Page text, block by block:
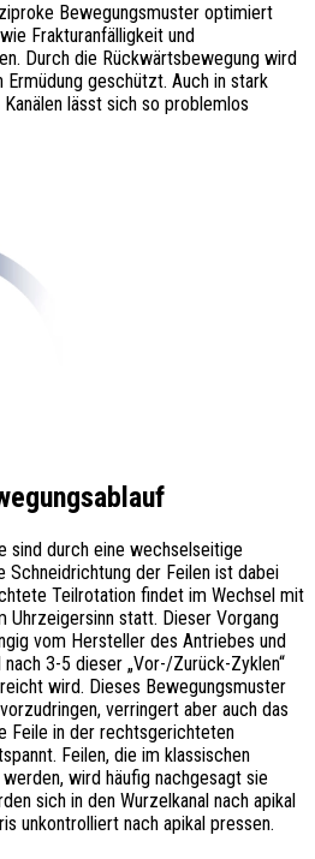
Bewegungsmuster optimiert
Frakturanfälligkeit und
Durch die Rückwärtsbewegung wird
geschützt. Auch in stark
lässt sich so problemlos
sind durch eine wechselseitige
Schneidrichtung der Feilen ist dabei
Teilrotation findet im Wechsel mit
Uhrzeigersinn statt. Dieser Vorgang
vom Hersteller des Antriebes und
3-5 dieser „Vor-/Zurück-Zyklen“
wird. Dieses Bewegungsmuster
verringert aber auch das
Feile in der rechtsgerichteten
Feilen, die im klassischen
wird häufig nachgesagt sie
sich in den Wurzelkanal nach apikal
unkontrolliert nach apikal pressen.